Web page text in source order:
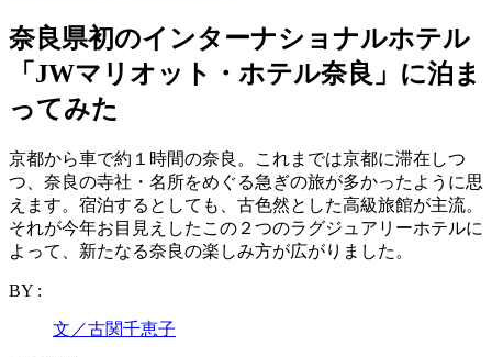
奈良県初のインターナショナルホテル
「JWマリオット・ホテル奈良」に泊ま
ってみた
京都から車で約１時間の奈良。これまでは京都に滞在しつ
つ、奈良の寺社・名所をめぐる急ぎの旅が多かったように思
えます。宿泊するとしても、古色然とした高級旅館が主流。
それが今年お目見えしたこの２つのラグジュアリーホテルに
よって、新たなる奈良の楽しみ方が広がりました。
BY :
文／古関千恵子